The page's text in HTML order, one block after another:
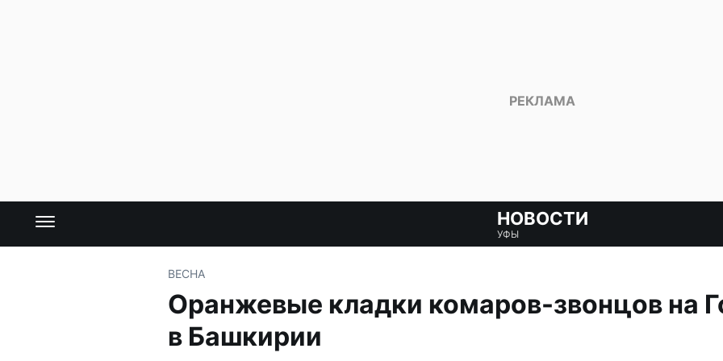
НОВОСТИ
УФЫ
ВЕСНА
Оранжевые кладки комаров-звонцов на
в Башкирии